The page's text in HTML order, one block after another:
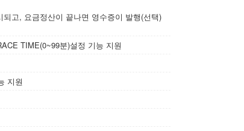
고, 요금정산이 끝나면 영수증이 발행(선택)
TIME(0~99분)설정 기능 지원
지원